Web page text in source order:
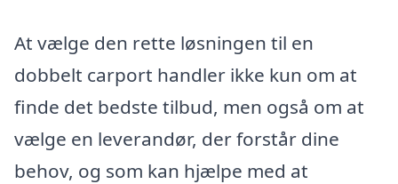
At vælge den rette løsningen til en
dobbelt carport handler ikke kun om at
finde det bedste tilbud, men også om at
vælge en leverandør, der forstår dine
behov, og som kan hjælpe med at